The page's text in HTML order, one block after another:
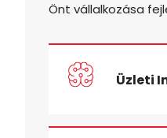
Önt vállalkozása
Üzleti